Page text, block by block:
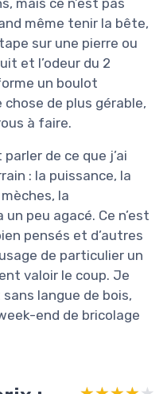
même tenir la bête,
sur une pierre ou
et l’odeur du 2
un boulot
de plus gérable,
à faire.
de ce que j’ai
: la puissance, la
la
peu agacé. Ce n’est
pensés et d’autres
de particulier un
valoir le coup. Je
langue de bois,
end de bricolage